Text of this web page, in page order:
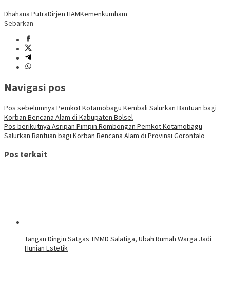
Dhahana PutraDirjen HAMKemenkumham
Sebarkan
Navigasi pos
Pos sebelumnya Pemkot Kotamobagu Kembali Salurkan Bantuan bagi
Korban Bencana Alam di Kabupaten Bolsel
Pos berikutnya Asripan Pimpin Rombongan Pemkot Kotamobagu
Salurkan Bantuan bagi Korban Bencana Alam di Provinsi Gorontalo
Pos terkait
Tangan Dingin Satgas TMMD Salatiga, Ubah Rumah Warga Jadi
Hunian Estetik